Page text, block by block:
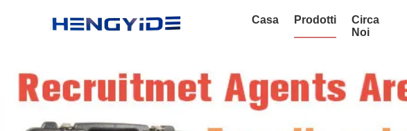
Casa Prodotti
Circa
Noi